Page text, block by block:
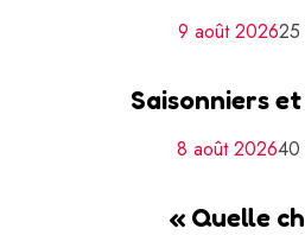
9 août 202625
Saisonniers
8 août 202640
« Quelle